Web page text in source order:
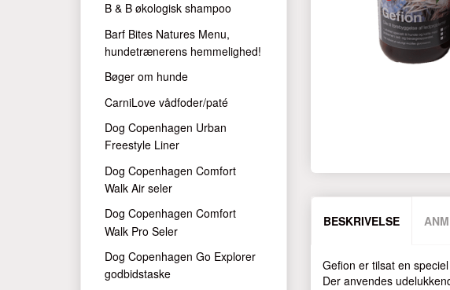
B & B økologisk shampoo
Barf Bites Natures Menu,
hundetrænerens hemmelighed!
Bøger om hunde
CarniLove vådfoder/paté
Dog Copenhagen Urban
Freestyle Liner
Dog Copenhagen Comfort
Walk Air seler
Dog Copenhagen Comfort
Walk Pro Seler
Dog Copenhagen Go Explorer
godbidstaske
BESKRIVELSE
Gefion er tilsat en
Der anvendes